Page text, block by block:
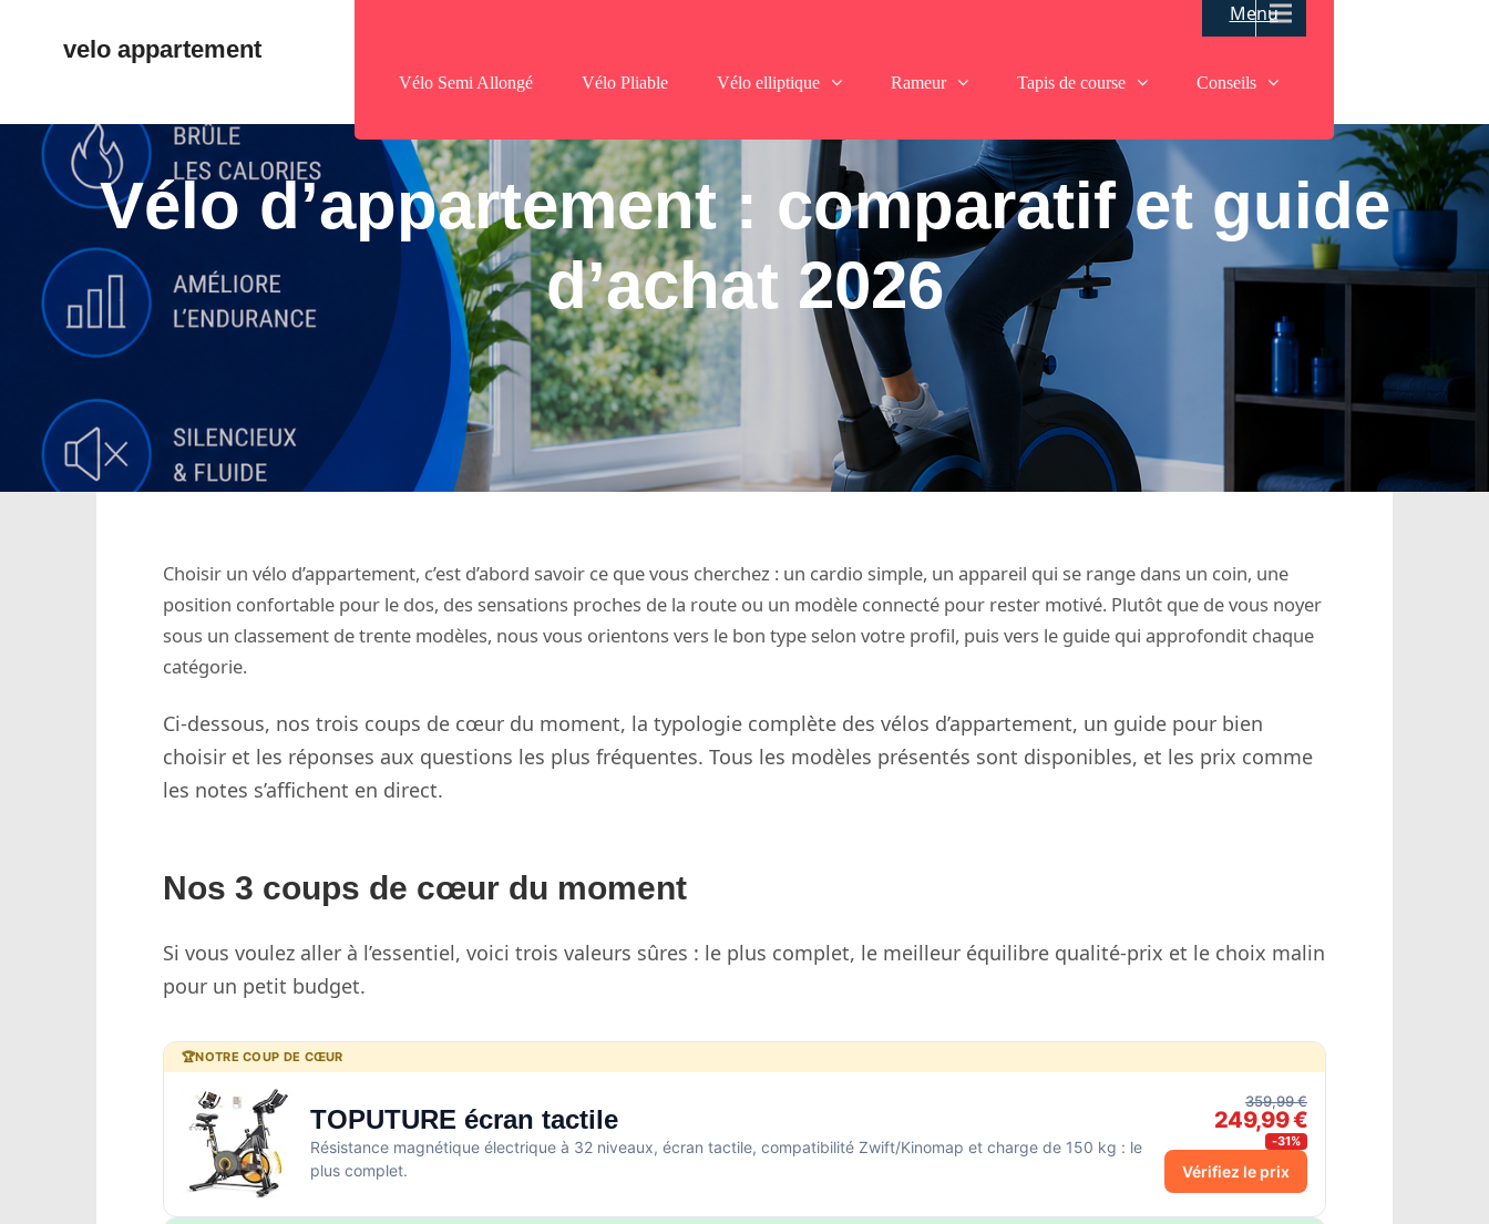
velo appartement
Menu
Vélo Semi Allongé Vélo Pliable Vélo elliptique Rameur Tapis de course Conseils
Vélo d’appartement : comparatif et guide
d’achat 2026
Choisir un vélo d’appartement, c’est d’abord savoir ce que vous cherchez : un cardio simple, un appareil qui se range dans un coin, une
position confortable pour le dos, des sensations proches de la route ou un modèle connecté pour rester motivé. Plutôt que de vous noyer
sous un classement de trente modèles, nous vous orientons vers le bon type selon votre profil, puis vers le guide qui approfondit chaque
catégorie.
Ci-dessous, nos trois coups de cœur du moment, la typologie complète des vélos d’appartement, un guide pour bien
choisir et les réponses aux questions les plus fréquentes. Tous les modèles présentés sont disponibles, et les prix comme
les notes s’affichent en direct.
Nos 3 coups de cœur du moment
Si vous voulez aller à l’essentiel, voici trois valeurs sûres : le plus complet, le meilleur équilibre qualité-prix et le choix malin
pour un petit budget.
🏆NOTRE COUP DE CŒUR
TOPUTURE écran tactile
Résistance magnétique électrique à 32 niveaux, écran tactile, compatibilité Zwift/Kinomap et charge de 150 kg : le
plus complet.
359,99 €
249,99 €
-31%
Vérifiez le prix